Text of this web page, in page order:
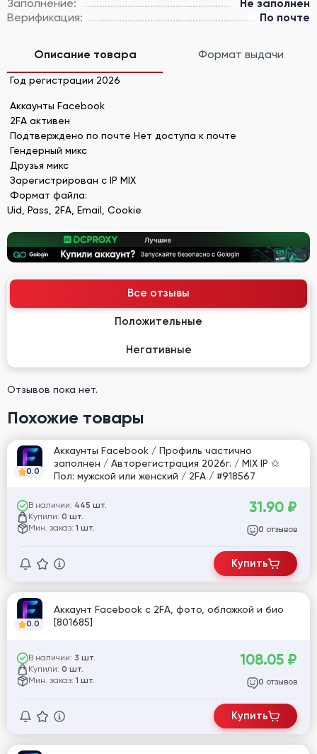
Заполнение:
Не заполнен
Верификация:
По почте
Описание товара Формат выдачи
Год регистрации 2026
Аккаунты Facebook
2FA активен
Подтверждено по почте Нет доступа к почте
Гендерный микс
Друзья микс
Зарегистрирован с IP MIX
Формат файла:
Uid, Pass, 2FA, Email, Cookie
Все отзывы
Положительные
Негативные
Отзывов пока нет.
Похожие товары
0.0
Аккаунты Facebook / Профиль частично
заполнен / Авторегистрация 2026г. / MIX IP ✩
Пол: мужской или женский / 2FA / #918567
В наличии: 445 шт.
Купили: 0 шт.
Мин. заказ: 1 шт.
31.90 ₽
0 отзывов
Купить
0.0
Аккаунт Facebook с 2FA, фото, обложкой и био
[801685]
В наличии: 3 шт.
Купили: 0 шт.
Мин. заказ: 1 шт.
108.05 ₽
0 отзывов
Купить